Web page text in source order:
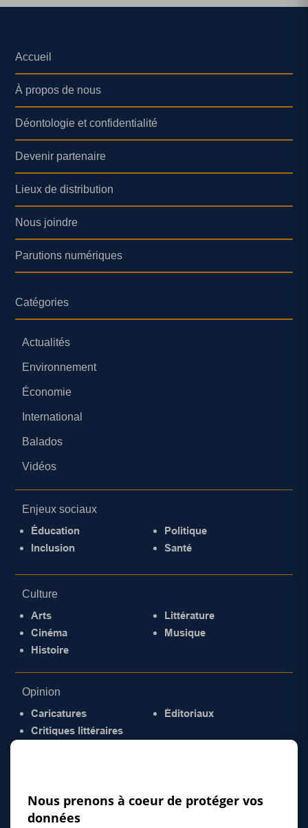
Accueil
À propos de nous
Déontologie et confidentialité
Devenir partenaire
Lieux de distribution
Nous joindre
Parutions numériques
Catégories
Actualités
Environnement
Économie
International
Balados
Vidéos
Enjeux sociaux
Éducation
Inclusion
Politique
Santé
Culture
Arts
Cinéma
Histoire
Littérature
Musique
Opinion
Caricatures
Critiques littéraires
Éditoriaux
Nous prenons à coeur de protéger vos
données